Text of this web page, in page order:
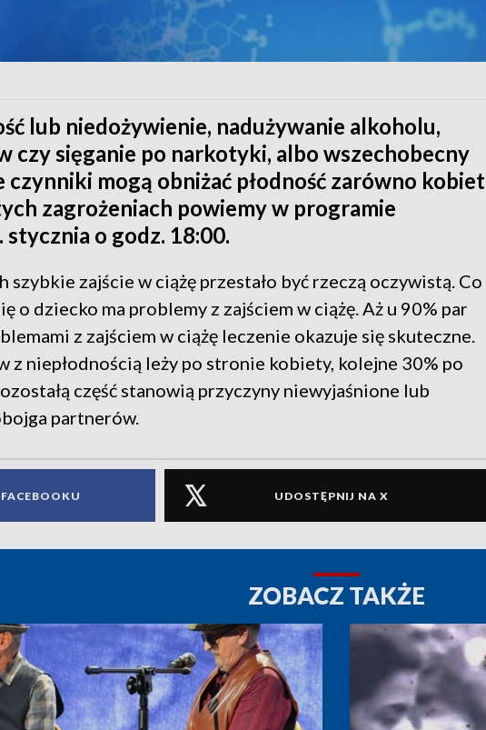
lub niedożywienie, nadużywanie alkoholu,
czy sięganie po narkotyki, albo wszechobecny
mogą obniżać płodność zarówno kobiet
zagrożeniach powiemy w programie
stycznia o godz. 18:00.
szybkie zajście w ciążę przestało być rzeczą oczywistą. Co
o dziecko ma problemy z zajściem w ciążę. Aż u 90% par
z zajściem w ciążę leczenie okazuje się skuteczne.
z niepłodnością leży po stronie kobiety, kolejne 30% po
część stanowią przyczyny niewyjaśnione lub
partnerów.
UDOSTĘPNIJ NA X
ZOBACZ TAKŻE